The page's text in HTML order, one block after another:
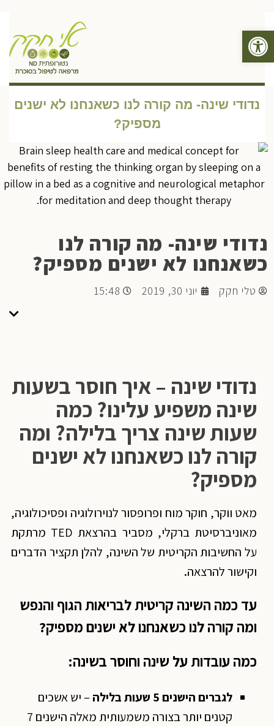
פתח סרגל נגישות
תפריט
נדודי שינה- מה קורה לנו כשאנחנו לא ישנים
מספיק?
נדודי שינה- מה קורה לנו
כשאנחנו לא ישנים מספיק?
טלי חקק יוני 30, 2019 15:48
נדודי שינה – איך חוסר בשעות
שינה משפיע עלינו? כמה
שעות שינה צריך בלילה? ומה
קורה לנו כשאנחנו לא ישנים
מספיק?
מאט ווקר, חוקר מוח ופרופסור לנוירולוגיה ופסיכולוגיה,
מאוניברסיטת ברקלי, מסביר בהרצאת TED מרתקת
על החשיבות הקריטית של השינה, להלן תקציר הדברים
וקישור להרצאה.
עד כמה השינה קריטית לבריאות הגוף והנפש
ומה קורה לנו כשאנחנו לא ישנים מספיק?
כמה עובדות על שינה וחוסר בשינה:
לגברים הישנים 5 שעות בלילה
– יש אשכים
קטנים יותר בצורה משמעותית מאלה הישנים 7